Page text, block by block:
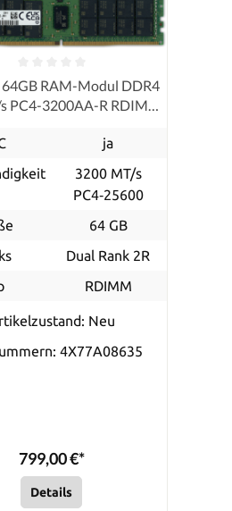
64GB RAM-Modul DDR4
PC4-3200AA-R RDIMM
ja
3200 MT/s
PC4‑25600
64 GB
Dual Rank 2R
RDIMM
Neu
4X77A08635
799,00 €*
Details